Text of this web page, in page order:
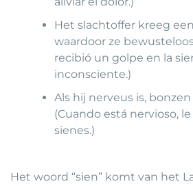
Het slachtoffer kreeg
waardoor ze
recibió un golpe en la
inconsciente.)
Als hij nerveus is,
(Cuando está nervioso,
sienes.)
Het woord “sien” komt van het